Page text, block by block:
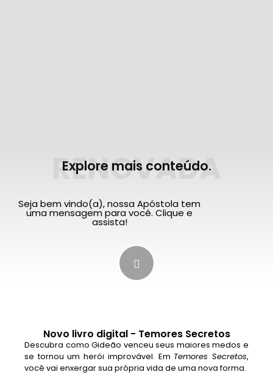
RENOVADA
Explore mais conteúdo.
Seja bem vindo(a), nossa Apóstola tem
uma mensagem para você. Clique e
assista!
Novo livro digital - Temores Secretos
Descubra como Gideão venceu seus maiores medos e
se tornou um herói improvável. Em Temores Secretos,
você vai enxergar sua própria vida de uma nova forma.